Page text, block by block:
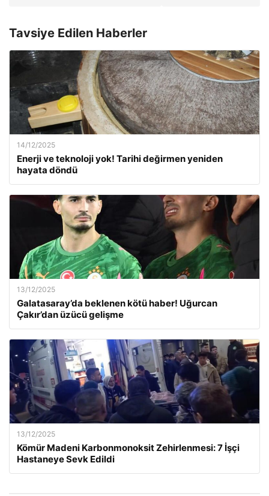
Tavsiye Edilen Haberler
14/12/2025
Enerji ve teknoloji yok! Tarihi değirmen yeniden
hayata döndü
13/12/2025
Galatasaray’da beklenen kötü haber! Uğurcan
Çakır’dan üzücü gelişme
13/12/2025
Kömür Madeni Karbonmonoksit Zehirlenmesi: 7 İşçi
Hastaneye Sevk Edildi